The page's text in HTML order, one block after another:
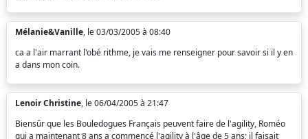
Mélanie&Vanille, le 03/03/2005 à 08:40
ca a l'air marrant l'obé rithme, je vais me renseigner pour savoir si il y en
a dans mon coin.
Lenoir Christine, le 06/04/2005 à 21:47
Biensûr que les Bouledogues Français peuvent faire de l'agility, Roméo
qui a maintenant 8 ans a commencé l'agility à l'âge de 5 ans; il faisait